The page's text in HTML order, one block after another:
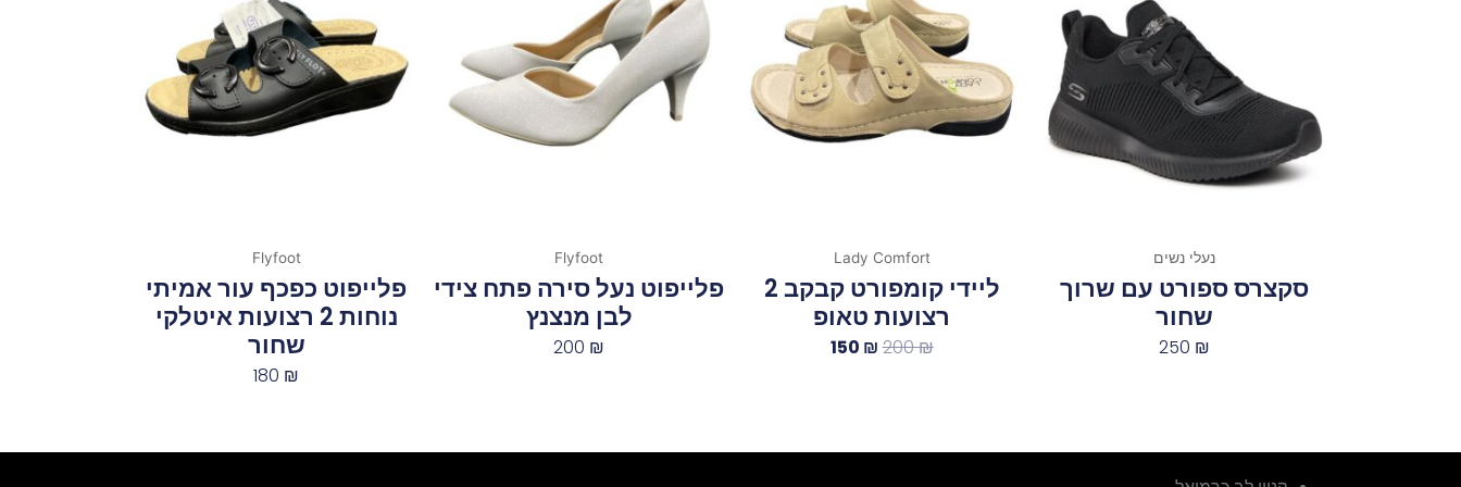
נעלי נשים
סקצרס ספורט עם שרוך
שחור
250 ₪
Lady Comfort
ליידי קומפורט קבקב 2
רצועות טאופ
200₪
200 ₪.
150 ₪
150 ₪.
Flyfoot
פלייפוט נעל סירה פתח צידי
לבן מנצנץ
200 ₪
Flyfoot
פלייפוט כפכף עור אמיתי
נוחות 2 רצועות איטלקי
שחור
180 ₪